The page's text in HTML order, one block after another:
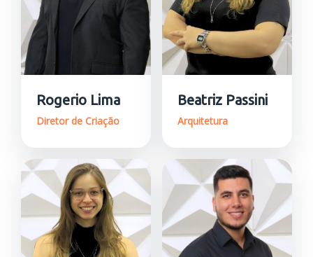
Rogerio Lima
Diretor de Criação
Beatriz Passini
Arquitetura